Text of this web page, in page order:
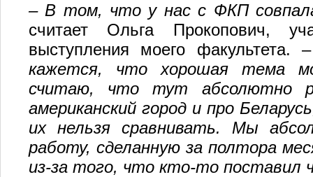
– В том, что у нас с ФКП
считает Ольга Прокопович,
выступления моего факультета.
кажется, что хорошая тема
считаю, что тут абсолютно
американский город и про
их нельзя сравнивать. Мы
работу, сделанную за полтора
из-за того, что кто-то поставил